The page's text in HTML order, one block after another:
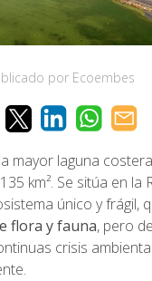
por Ecoembes
mayor laguna
km². Se sitúa en la
único y frágil,
flora y fauna, pero
crisis